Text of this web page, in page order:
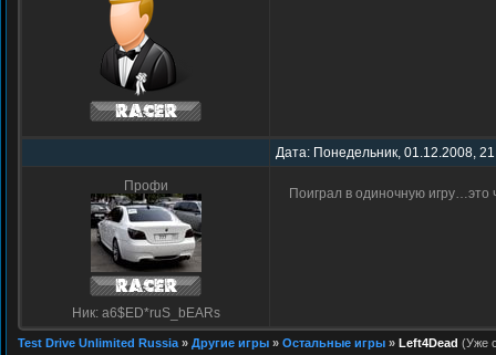
Дата: Понедельник, 01.12.2008,
Профи
Ник: a6$ED*ruS_bEARs
Поиграл в одиночную
Test Drive Unlimited Russia » Другие игры » Остальные игры » Left4Dead (Уже